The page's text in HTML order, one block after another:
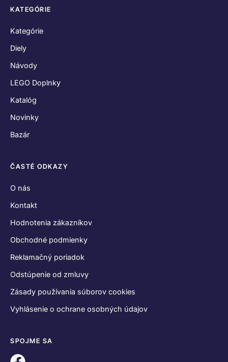
KATEGÓRIE
Kategórie
Diely
Návody
LEGO Doplnky
Katalóg
Novinky
Bazár
ČASTÉ ODKAZY
O nás
Kontakt
Hodnotenia zákazníkov
Obchodné podmienky
Reklamačný poriadok
Odstúpenie od zmluvy
Zásady používania súborov cookies
Vyhlásenie o ochrane osobných údajov
SPOJME SA